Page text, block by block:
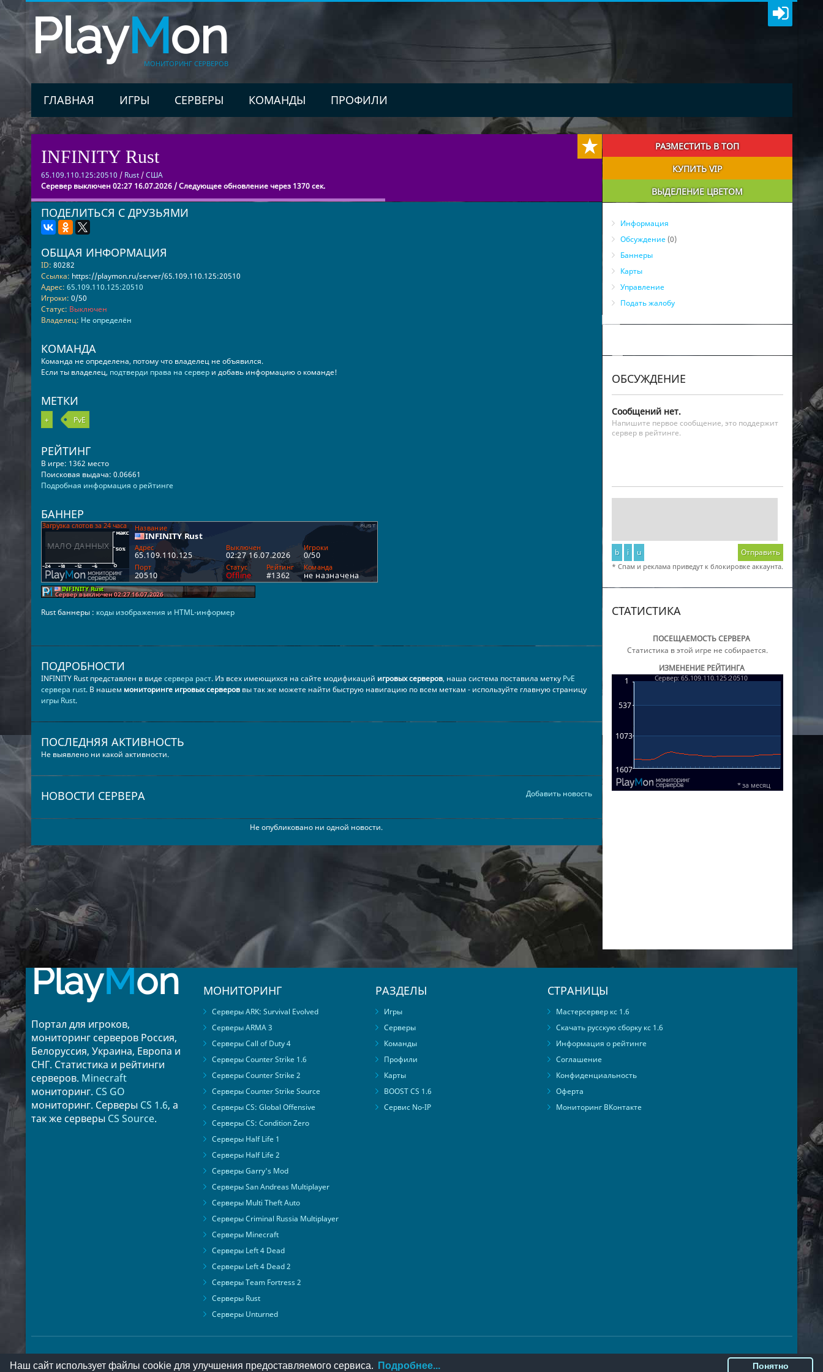
PlayMon
МОНИТОРИНГ СЕРВЕРОВ
ГЛАВНАЯ ИГРЫ СЕРВЕРЫ КОМАНДЫ ПРОФИЛИ
INFINITY Rust
65.109.110.125:20510 / Rust/США
Серевер выключен 02:27 16.07.2026 / Следующее обновление через 1370 сек.
ПОДЕЛИТЬСЯ С ДРУЗЬЯМИ
ОБЩАЯ ИНФОРМАЦИЯ
ID: 80282
Ссылка: https://playmon.ru/server/65.109.110.125:20510
Адрес: 65.109.110.125:20510
Игроки: 0/50
Статус: Выключен
Владелец: Не определён
КОМАНДА
Команда не определена, потому что владелец не объявился.
Если ты владелец, подтверди права на сервери добавь информацию о команде!
МЕТКИ
+ PvE
РЕЙТИНГ
В игре: 1362 место
Поисковая выдача: 0.06661
Подробная информация о рейтинге
БАННЕР
Rust баннеры : коды изображения и HTML-информер
ПОДРОБНОСТИ
INFINITY Rust представлен в видесервера раст. Из всех имеющихся на сайте модификаций игровых серверов, наша система поставила метку PvE
сервера rust. В нашем мониторинге игровых сервероввы так же можете найти быструю навигацию по всем меткам - используйте главную страницу
игры Rust.
ПОСЛЕДНЯЯ АКТИВНОСТЬ
Не выявлено ни какой активности.
Добавить новость
НОВОСТИ СЕРВЕРА
Не опубликовано ни одной новости.
РАЗМЕСТИТЬ В ТОП
КУПИТЬ VIP
ВЫДЕЛЕНИЕ ЦВЕТОМ
Информация
Обсуждение(0)
Баннеры
Карты
Управление
Подать жалобу
ОБСУЖДЕНИЕ
Сообщений нет.
Напишите первое сообщение, это поддержит
сервер в рейтинге.
b i u Отправить
* Спам и реклама приведут к блокировке аккаунта.
СТАТИСТИКА
ПОСЕЩАЕМОСТЬ СЕРВЕРА
Статистика в этой игре не собирается.
ИЗМЕНЕНИЕ РЕЙТИНГА
PlayMon
Портал для игроков,
мониторинг серверов Россия,
Белоруссия, Украина, Европа и
СНГ. Статистика и рейтинги
серверов. Minecraft
мониторинг. CS GO
мониторинг. Серверы CS 1.6, а
так же серверы CS Source.
МОНИТОРИНГ
Серверы ARK: Survival Evolved
Серверы ARMA 3
Серверы Call of Duty 4
Серверы Counter Strike 1.6
Серверы Counter Strike 2
Серверы Counter Strike Source
Серверы CS: Global Offensive
Серверы CS: Condition Zero
Серверы Half Life 1
Серверы Half Life 2
Серверы Garry's Mod
Серверы San Andreas Multiplayer
Серверы Multi Theft Auto
Серверы Criminal Russia Multiplayer
Серверы Minecraft
Серверы Left 4 Dead
Серверы Left 4 Dead 2
Серверы Team Fortress 2
Серверы Rust
Серверы Unturned
РАЗДЕЛЫ
Игры
Серверы
Команды
Профили
Карты
BOOST CS 1.6
Сервис No-IP
СТРАНИЦЫ
Мастерсервер кс 1.6
Скачать русскую сборку кс 1.6
Информация о рейтинге
Соглашение
Конфиденциальность
Оферта
Мониторинг ВКонтакте
© 2016-2026PlayMon::Мы ВКонтакте
Наш сайт использует файлы cookie для улучшения предоставляемого сервиса.
Подробнее... Понятно